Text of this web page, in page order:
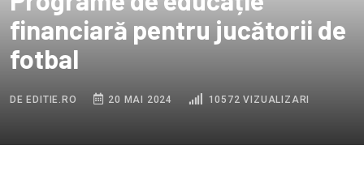
financiară pentru jucătorii de
fotbal
DE EDITIE.RO 20 MAI 2024 10572 VIZUALIZARI